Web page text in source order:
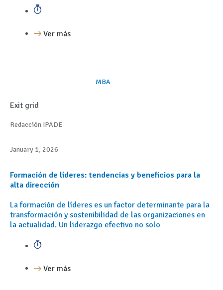
Ver más
MBA
Exit grid
Redacción IPADE
January 1, 2026
Formación de líderes: tendencias y beneficios para la
alta dirección
La formación de líderes es un factor determinante para la
transformación y sostenibilidad de las organizaciones en
la actualidad. Un liderazgo efectivo no solo
Ver más